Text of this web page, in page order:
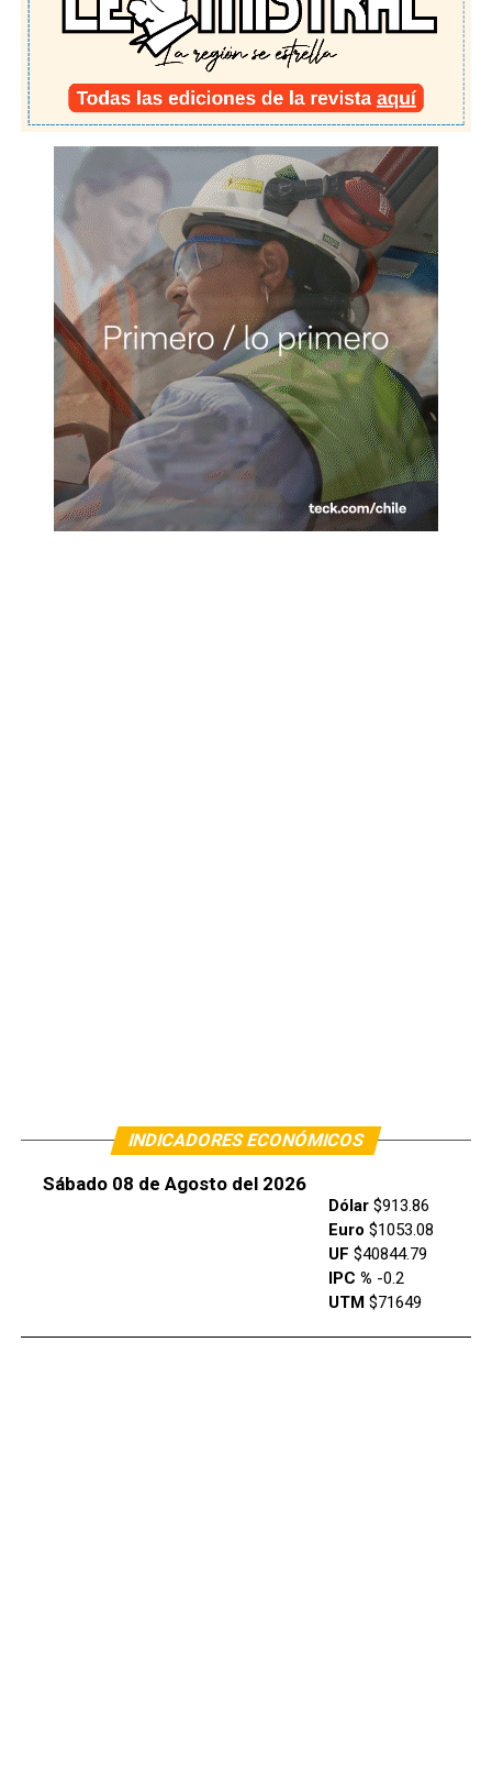
INDICADORES ECONÓMICOS
Sábado 08 de Agosto del 2026
Dólar$913.86
Euro $1053.08
UF $40844.79
IPC % -0.2
UTM$71649